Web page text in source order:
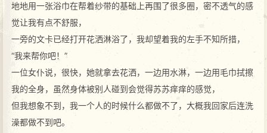
地地用一张浴巾在帮着纱带的基础上再围了很多圈，密不透气的感
觉让我有点不舒服，
一旁的文卡已经打开花洒淋浴了，我却望着我的左手不知所措，
“我来帮你吧！”
一位女仆说，很快，她就拿去花洒，一边用水淋，一边用毛巾拭擦
我的全身，虽然身体被别人碰到会觉得苏苏痒痒的感觉，
但我想象不到，我一个人的时候什么都做不了，大概我回家后连洗
澡都做不到吧。